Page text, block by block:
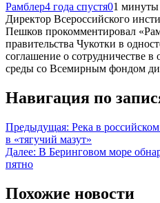
Рамблер4 года спустя01 минуты
Директор Всероссийского
Пешков прокомментировал
правительства Чукотки в
соглашение о сотрудничестве
среды со Всемирным фондом
Навигация по
Предыдущая: Река в
в «тягучий мазут»
Далее: В Беринговом море
пятно
Похожие новости